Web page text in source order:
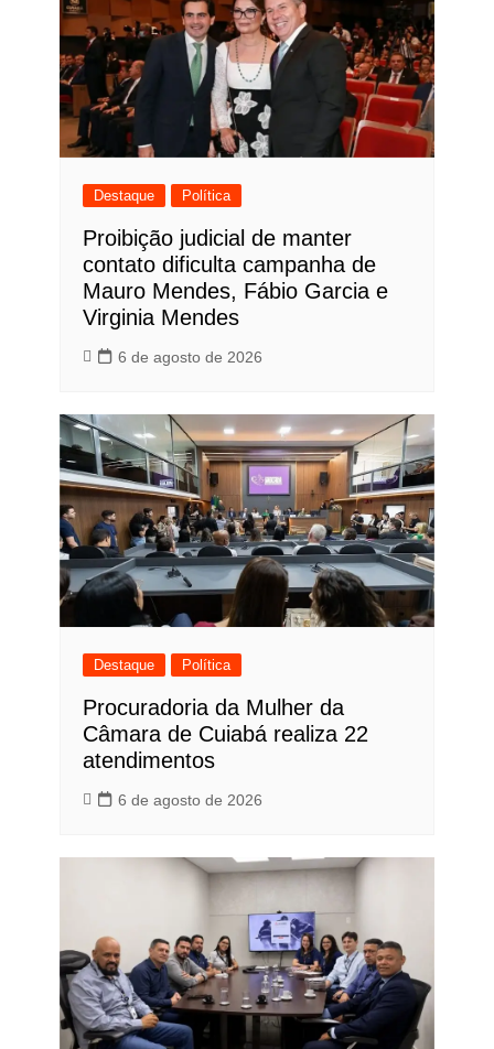
Destaque Política
Proibição judicial de manter
contato dificulta campanha de
Mauro Mendes, Fábio Garcia e
Virginia Mendes
6 de agosto de 2026
Destaque Política
Procuradoria da Mulher da
Câmara de Cuiabá realiza 22
atendimentos
6 de agosto de 2026